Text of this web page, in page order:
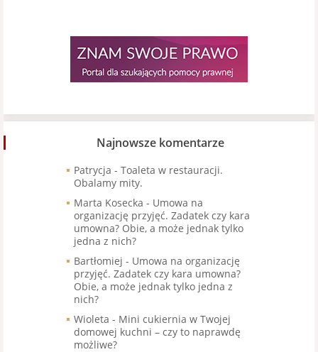
Najnowsze komentarze
Patrycja - Toaleta w restauracji.
Obalamy mity.
Marta Kosecka - Umowa na
organizację przyjęć. Zadatek czy kara
umowna? Obie, a może jednak tylko
jedna z nich?
Bartłomiej - Umowa na organizację
przyjęć. Zadatek czy kara umowna?
Obie, a może jednak tylko jedna z
nich?
Wioleta - Mini cukiernia w Twojej
domowej kuchni – czy to naprawdę
możliwe?